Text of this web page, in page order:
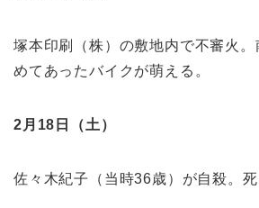
塚本印刷（株）の敷地内で不審火
めてあったバイクが萌える。
2月18日（土）
佐々木紀子（当時36歳）が自殺。死